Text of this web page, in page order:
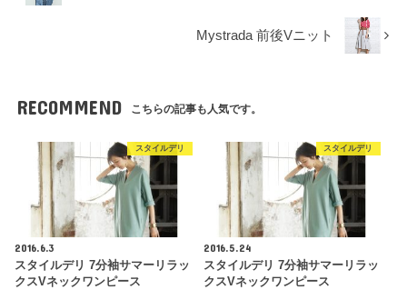
Mystrada 前後Vニット
RECOMMEND こちらの記事も人気です。
スタイルデリ
2016.6.3
スタイルデリ 7分袖サマーリラッ
クスVネックワンピース
スタイルデリ
2016.5.24
スタイルデリ 7分袖サマーリラッ
クスVネックワンピース